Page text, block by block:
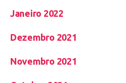
Janeiro 2022
Dezembro 2021
Novembro 2021